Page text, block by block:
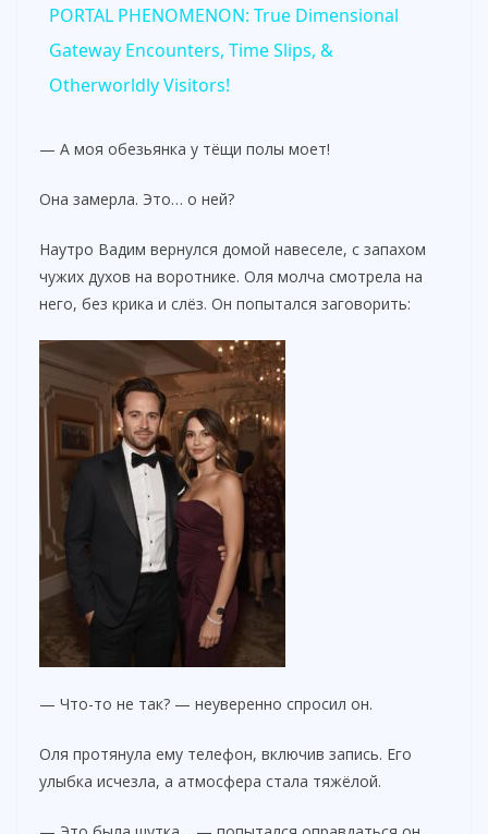
a
i
d
e
o
PORTAL PHENOMENON: True Dimensional
Gateway Encounters, Time Slips, &
Otherworldly Visitors!
— А моя обезьянка у тёщи полы моет!
Она замерла. Это… о ней?
Наутро Вадим вернулся домой навеселе, с запахом
чужих духов на воротнике. Оля молча смотрела на
него, без крика и слёз. Он попытался заговорить:
— Что-то не так? — неуверенно спросил он.
Оля протянула ему телефон, включив запись. Его
улыбка исчезла, а атмосфера стала тяжёлой.